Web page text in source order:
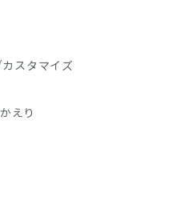
スタマイズ
えり